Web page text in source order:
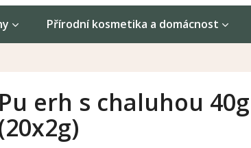
Přírodní kosmetika a domácnost
Pu erh s chaluhou 40g